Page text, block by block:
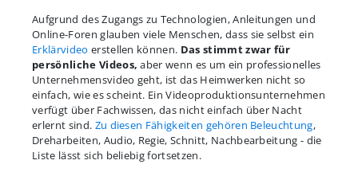
Aufgrund des Zugangs zu Technologien, Anleitungen und
Online-Foren glauben viele Menschen, dass sie selbst ein
Erklärvideo erstellen können. Das stimmt zwar für
persönliche Videos, aber wenn es um ein professionelles
Unternehmensvideo geht, ist das Heimwerken nicht so
einfach, wie es scheint. Ein Videoproduktionsunternehmen
verfügt über Fachwissen, das nicht einfach über Nacht
erlernt sind. Zu diesen Fähigkeiten gehören Beleuchtung,
Dreharbeiten, Audio, Regie, Schnitt, Nachbearbeitung - die
Liste lässt sich beliebig fortsetzen.